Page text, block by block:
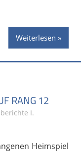
Weiterlesen
RANG 12
P. I.
Heimspiel